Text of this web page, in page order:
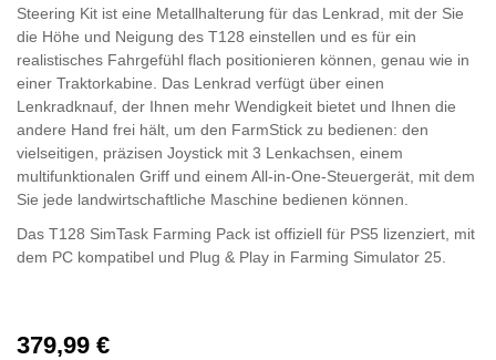
Steering Kit ist eine Metallhalterung für das Lenkrad, mit der Sie
die Höhe und Neigung des T128 einstellen und es für ein
realistisches Fahrgefühl flach positionieren können, genau wie in
einer Traktorkabine. Das Lenkrad verfügt über einen
Lenkradknauf, der Ihnen mehr Wendigkeit bietet und Ihnen die
andere Hand frei hält, um den FarmStick zu bedienen: den
vielseitigen, präzisen Joystick mit 3 Lenkachsen, einem
multifunktionalen Griff und einem All-in-One-Steuergerät, mit dem
Sie jede landwirtschaftliche Maschine bedienen können.
Das T128 SimTask Farming Pack ist offiziell für PS5 lizenziert, mit
dem PC kompatibel und Plug & Play in Farming Simulator 25.
379,99 €